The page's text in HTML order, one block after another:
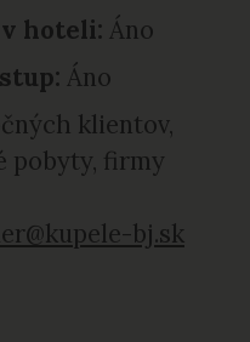
hoteli: Áno
Áno
klientov,
pobyty, firmy
bj.sk